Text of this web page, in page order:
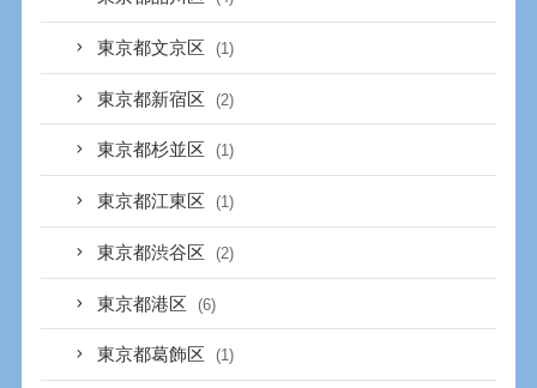
東京都文京区 (1)
東京都新宿区 (2)
東京都杉並区 (1)
東京都江東区 (1)
東京都渋谷区 (2)
東京都港区 (6)
東京都葛飾区 (1)